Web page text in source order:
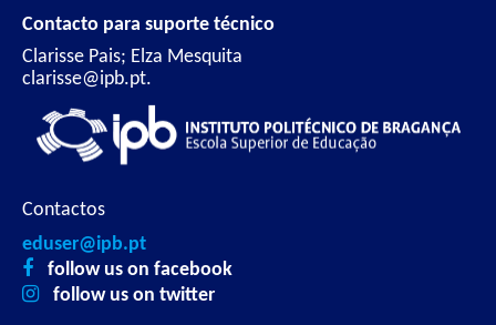
Contacto para suporte técnico
Clarisse Pais; Elza Mesquita
clarisse@ipb.pt.
Contactos
eduser@ipb.pt
follow us on facebook
follow us on twitter